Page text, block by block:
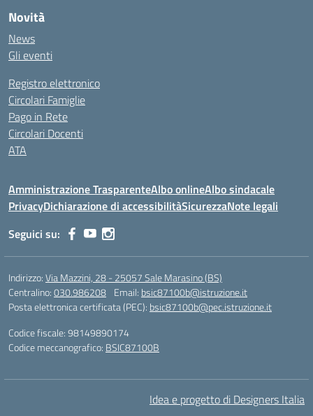
Novità
News
Gli eventi
Registro elettronico
Circolari Famiglie
Pago in Rete
Circolari Docenti
ATA
Amministrazione TrasparenteAlbo onlineAlbo sindacale
PrivacyDichiarazione di accessibilitàSicurezzaNote legali
Seguici su:
Indirizzo:Via Mazzini, 28 - 25057 Sale Marasino (BS)
Centralino:030.986208 Email: bsic87100b@istruzione.it
Posta elettronica certificata (PEC): bsic87100b@pec.istruzione.it
Codice fiscale: 98149890174
Codice meccanografico: BSIC87100B
Idea e progetto di Designers Italia